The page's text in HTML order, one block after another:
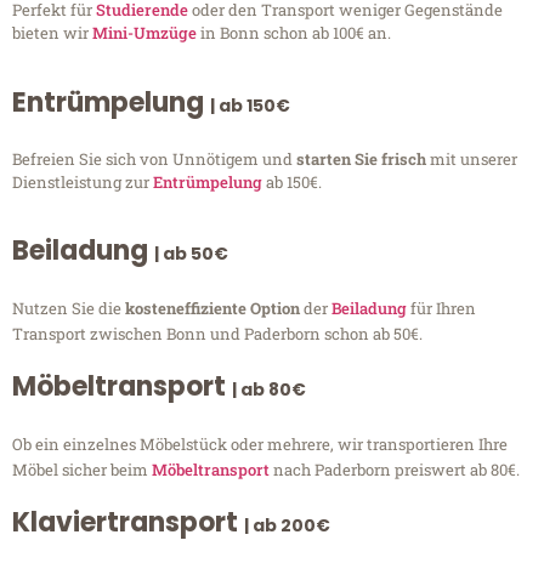
Perfekt fürStudierendeoder den Transport weniger Gegenstände
bieten wirMini-Umzügein Bonn schon ab 100€ an.
Entrümpelung | ab 150€
Befreien Sie sich von Unnötigem undstarten Sie frischmit unserer
Dienstleistung zurEntrümpelungab 150€.
Beiladung | ab 50€
Nutzen Sie diekosteneffiziente OptionderBeiladungfür Ihren
Transport zwischen Bonn und Paderborn schon ab 50€.
Möbeltransport | ab 80€
Ob ein einzelnes Möbelstück oder mehrere, wir transportieren Ihre
Möbel sicher beim Möbeltransportnach Paderborn preiswert ab 80€.
Klaviertransport | ab 200€